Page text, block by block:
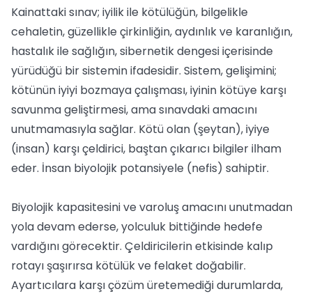
Kainattaki sınav; iyilik ile kötülüğün, bilgelikle
cehaletin, güzellikle çirkinliğin, aydınlık ve karanlığın,
hastalık ile sağlığın, sibernetik dengesi içerisinde
yürüdüğü bir sistemin ifadesidir. Sistem, gelişimini;
kötünün iyiyi bozmaya çalışması, iyinin kötüye karşı
savunma geliştirmesi, ama sınavdaki amacını
unutmamasıyla sağlar. Kötü olan (şeytan), iyiye
(insan) karşı çeldirici, baştan çıkarıcı bilgiler ilham
eder. İnsan biyolojik potansiyele (nefis) sahiptir.
Biyolojik kapasitesini ve varoluş amacını unutmadan
yola devam ederse, yolculuk bittiğinde hedefe
vardığını görecektir. Çeldiricilerin etkisinde kalıp
rotayı şaşırırsa kötülük ve felaket doğabilir.
Ayartıcılara karşı çözüm üretemediği durumlarda,